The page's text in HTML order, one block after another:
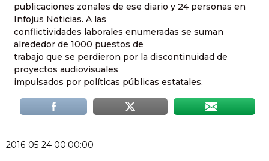
publicaciones zonales de ese diario y 24 personas en
Infojus Noticias. A las
conflictividades laborales enumeradas se suman
alrededor de 1000 puestos de
trabajo que se perdieron por la discontinuidad de
proyectos audiovisuales
impulsados por políticas públicas estatales.
2016-05-24 00:00:00